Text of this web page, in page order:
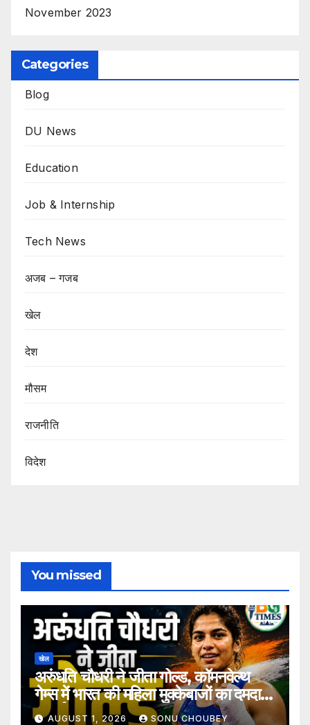
November 2023
Categories
Blog
DU News
Education
Job & Internship
Tech News
अजब – गजब
खेल
देश
मौसम
राजनीति
विदेश
You missed
खेल
अरुंधति चौधरी ने जीता गोल्ड, कॉमनवेल्थ
गेम्स में भारत की महिला मुक्केबाजों का दमदार
प्रदर्शन
AUGUST 1, 2026 SONU CHOUBEY